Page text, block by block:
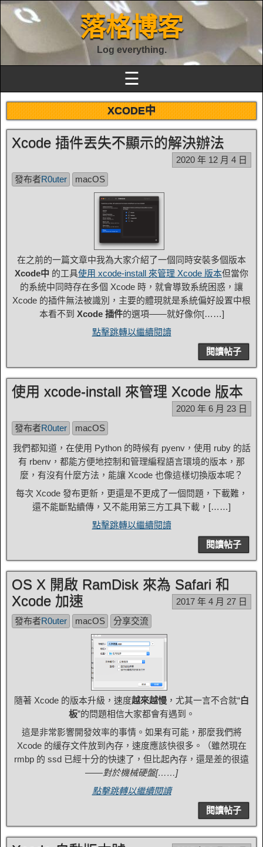
落格博客
Log everything.
☰
XCODE中
Xcode 插件丟失不顯示的解決辦法
2020 年 12 月 4 日
發布者R0uter macOS
在之前的一篇文章中我為大家介紹了一個同時安裝多個版本
Xcode中 的工具使用 xcode-install 來管理 Xcode 版本但當你
的系統中同時存在多個 Xcode 時，就會導致系統困惑，讓
Xcode 的插件無法被識別，主要的體現就是系統偏好設置中根
本看不到 Xcode 插件的選項——就好像你[……]
點擊跳轉以繼續閱讀
閱讀帖子
使用 xcode-install 來管理 Xcode 版本
2020 年 6 月 23 日
發布者R0uter
macOS
我們都知道，在使用 Python 的時候有 pyenv，使用 ruby​​ 的話
有 rbenv，都能方便地控制和管理編程語言環境的版本，那
麼，有沒有什麼方法，能讓 Xcode 也像這樣切換版本呢？
每次 Xcode 發布更新，更還是不更成了一個問題，下載難，
還不能斷點續傳，又不能用第三方工具下載，[……]
點擊跳轉以繼續閱讀
閱讀帖子
OS X 開啟 RamDisk 來為 Safari 和
Xcode 加速
2017 年 4 月 27 日
發布者R0uter macOS 分享交流
隨著 Xcode 的版本升級，速度越來越慢 ，尤其一言不合就“白
板”的問題相信大家都會有遇到。
這是非常影響開發效率的事情。如果有可能，那麼我們將
Xcode 的緩存文件放到內存，速度應該快很多。（雖然現在
rmbp 的 ssd 已經十分的快速了，但比起內存，還是差的很遠
——對於機械硬盤[……]
點擊跳轉以繼續閱讀
閱讀帖子